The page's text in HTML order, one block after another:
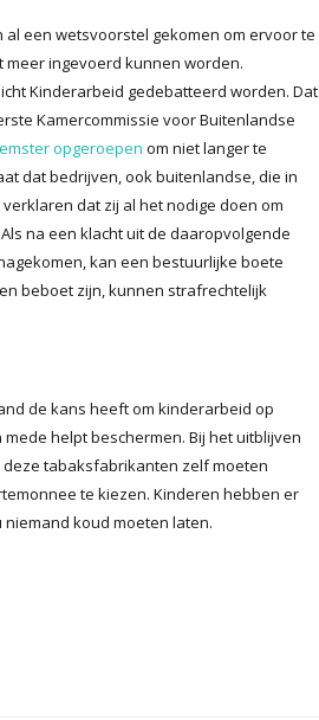
een wetsvoorstel gekomen om ervoor te
ingevoerd kunnen worden.
Kinderarbeid gedebatteerd worden. Dat
Kamercommissie voor Buitenlandse
opgeroepen om niet langer te
dat bedrijven, ook buitenlandse, die in
dat zij al het nodige doen om
na een klacht uit de daaropvolgende
kan een bestuurlijke boete
beboet zijn, kunnen strafrechtelijk
de kans heeft om kinderarbeid op
helpt beschermen. Bij het uitblijven
tabaksfabrikanten zelf moeten
te kiezen. Kinderen hebben er
koud moeten laten.